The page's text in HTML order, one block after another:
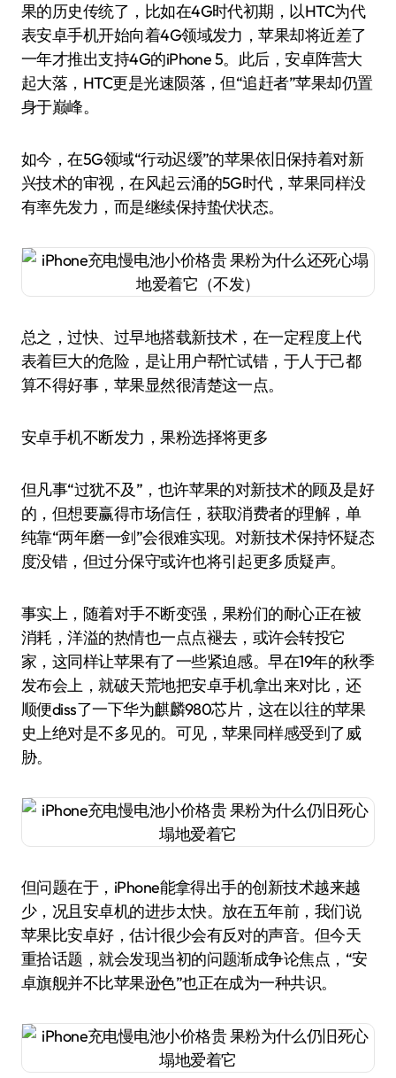
果的历史传统了，比如在4G时代初期，以HTC为代
表安卓手机开始向着4G领域发力，苹果却将近差了
一年才推出支持4G的iPhone 5。此后，安卓阵营大
起大落，HTC更是光速陨落，但“追赶者”苹果却仍置
身于巅峰。
如今，在5G领域“行动迟缓”的苹果依旧保持着对新
兴技术的审视，在风起云涌的5G时代，苹果同样没
有率先发力，而是继续保持蛰伏状态。
总之，过快、过早地搭载新技术，在一定程度上代
表着巨大的危险，是让用户帮忙试错，于人于己都
算不得好事，苹果显然很清楚这一点。
安卓手机不断发力，果粉选择将更多
但凡事“过犹不及”，也许苹果的对新技术的顾及是好
的，但想要赢得市场信任，获取消费者的理解，单
纯靠“两年磨一剑”会很难实现。对新技术保持怀疑态
度没错，但过分保守或许也将引起更多质疑声。
事实上，随着对手不断变强，果粉们的耐心正在被
消耗，洋溢的热情也一点点褪去，或许会转投它
家，这同样让苹果有了一些紧迫感。早在19年的秋季
发布会上，就破天荒地把安卓手机拿出来对比，还
顺便diss了一下华为麒麟980芯片，这在以往的苹果
史上绝对是不多见的。可见，苹果同样感受到了威
胁。
但问题在于，iPhone能拿得出手的创新技术越来越
少，况且安卓机的进步太快。放在五年前，我们说
苹果比安卓好，估计很少会有反对的声音。但今天
重拾话题，就会发现当初的问题渐成争论焦点，“安
卓旗舰并不比苹果逊色”也正在成为一种共识。